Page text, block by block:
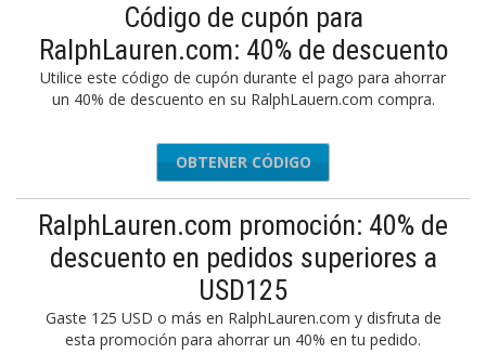
Código de cupón para
RalphLauren.com: 40% de descuento
Utilice este código de cupón durante el pago para ahorrar
un 40% de descuento en su RalphLauern.com compra.
BZB4K7S
OBTENER CÓDIGO
RalphLauren.com promoción: 40% de
descuento en pedidos superiores a
USD125
Gaste 125 USD o más en RalphLauren.com y disfruta de
esta promoción para ahorrar un 40% en tu pedido.